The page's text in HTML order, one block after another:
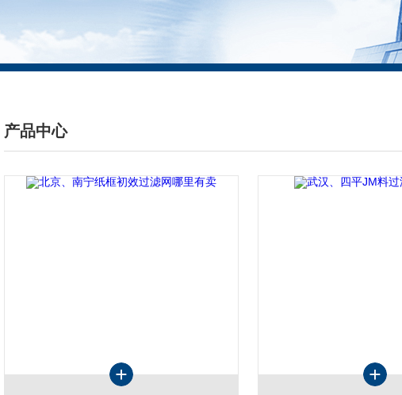
产品中心
/ PRODUCTS CENTER